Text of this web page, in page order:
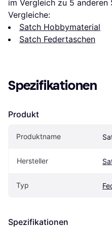
im Vergleich zu 5 anderen
Vergleiche:
Satch Hobbymaterial
Satch Federtaschen
Spezifikationen
Produkt
Produktname
Hersteller
Typ
Spezifikationen